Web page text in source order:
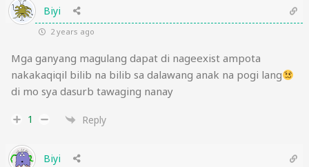
Biyi
2 years ago
Mga ganyang magulang dapat di nageexist ampota
nakakaqiqil bilib na bilib sa dalawang anak na pogi lang
di mo sya dasurb tawaging nanay
1 Reply
Biyi